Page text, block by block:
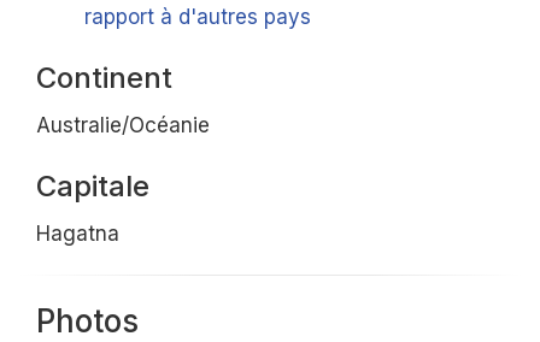
rapport à d'autres pays
Continent
Australie/Océanie
Capitale
Hagatna
Photos